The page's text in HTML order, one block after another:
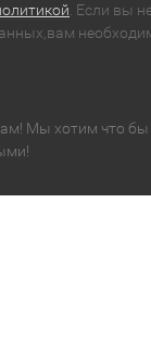
. Если вы
Мы хотим что бы